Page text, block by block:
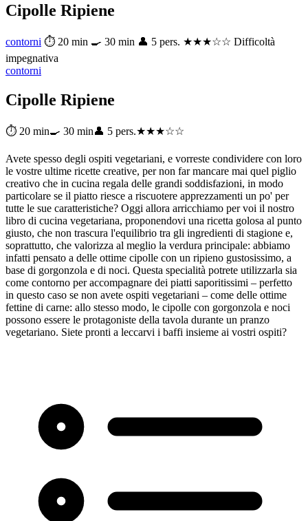
Cipolle Ripiene
contorni ⏱ 20 min 🍳 30 min 👤 5 pers. ★★★☆☆ Difficoltà
impegnativa
contorni
Cipolle Ripiene
⏱ 20 min🍳 30 min👤 5 pers.★★★☆☆
Avete spesso degli ospiti vegetariani, e vorreste condividere con loro
le vostre ultime ricette creative, per non far mancare mai quel piglio
creativo che in cucina regala delle grandi soddisfazioni, in modo
particolare se il piatto riesce a riscuotere apprezzamenti un po' per
tutte le sue caratteristiche? Oggi allora arricchiamo per voi il nostro
libro di cucina vegetariana, proponendovi una ricetta golosa al punto
giusto, che non trascura l'equilibrio tra gli ingredienti di stagione e,
soprattutto, che valorizza al meglio la verdura principale: abbiamo
infatti pensato a delle ottime cipolle con un ripieno gustosissimo, a
base di gorgonzola e di noci. Questa specialità potrete utilizzarla sia
come contorno per accompagnare dei piatti saporitissimi – perfetto
in questo caso se non avete ospiti vegetariani – come delle ottime
fettine di carne: allo stesso modo, le cipolle con gorgonzola e noci
possono essere le protagoniste della tavola durante un pranzo
vegetariano. Siete pronti a leccarvi i baffi insieme ai vostri ospiti?